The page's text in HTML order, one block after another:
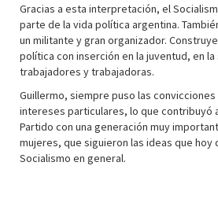
Gracias a esta interpretación, el
parte de la vida política argentina.
un militante y gran organizador.
política con inserción en la juventud, en
trabajadores y trabajadoras.
Guillermo, siempre puso las
intereses particulares, lo que contribuyó
Partido con una generación muy
mujeres, que siguieron las ideas que hoy
Socialismo en general.